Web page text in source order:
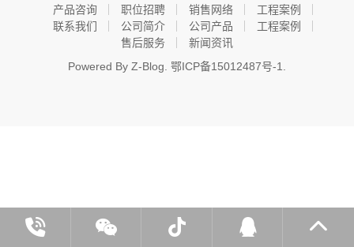
产品咨询
职位招聘 销售网络
工程案例
联系我们
公司简介 公司产品
工程案例
售后服务
新闻资讯
Powered By Z-Blog 鄂ICP备15012487号-1